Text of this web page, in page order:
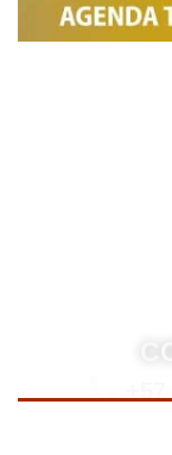
+57